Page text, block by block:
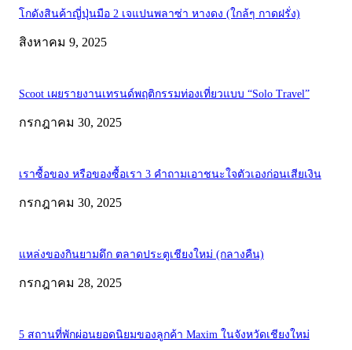
โกดังสินค้าญี่ปุ่นมือ 2 เจแปนพลาซ่า หางดง (ใกล้ๆ กาดฝรั่ง)
สิงหาคม 9, 2025
Scoot เผยรายงานเทรนด์พฤติกรรมท่องเที่ยวแบบ “Solo Travel”
กรกฎาคม 30, 2025
เราซื้อของ หรือของซื้อเรา 3 คำถามเอาชนะใจตัวเองก่อนเสียเงิน
กรกฎาคม 30, 2025
แหล่งของกินยามดึก ตลาดประตูเชียงใหม่ (กลางคืน)
กรกฎาคม 28, 2025
5 สถานที่พักผ่อนยอดนิยมของลูกค้า Maxim ในจังหวัดเชียงใหม่